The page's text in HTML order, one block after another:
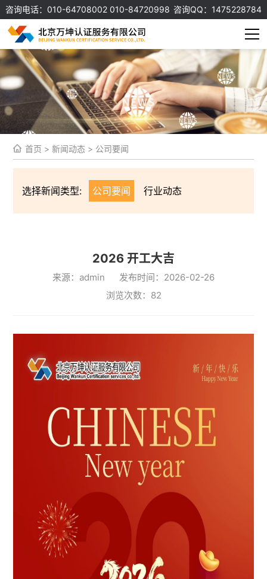
咨询电话：010-64708002 010-84720998 咨询QQ：1475228784
首页 >新闻动态 > 公司要闻
选择新闻类型: 公司要闻 行业动态
2026 开工大吉
来源：admin
发布时间：2026-02-26
浏览次数： 82